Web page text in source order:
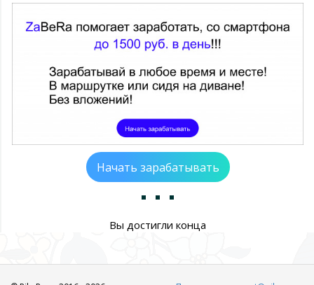
Начать зарабатывать
Вы достигли конца